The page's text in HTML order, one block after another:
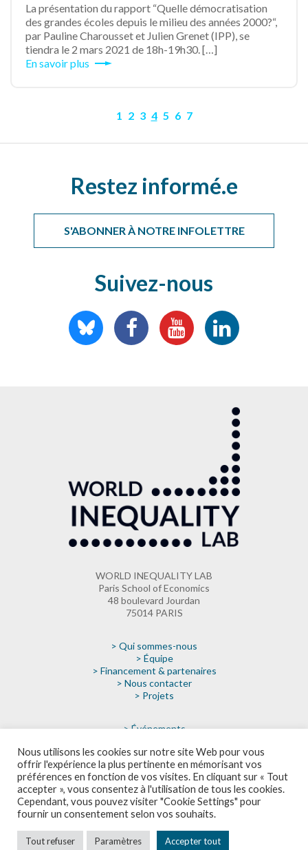
La présentation du rapport “Quelle démocratisation
des grandes écoles depuis le milieu des années 2000?“,
par Pauline Charousset et Julien Grenet (IPP), se
tiendra le 2 mars 2021 de 18h-19h30. […]
En savoir plus
1 2 3 4 5 6 7
Restez informé.e
S'ABONNER À NOTRE INFOLETTRE
Suivez-nous
WORLD INEQUALITY LAB
Paris School of Economics
48 boulevard Jourdan
75014 PARIS
> Qui sommes-nous
> Équipe
> Financement & partenaires
> Nous contacter
> Projets
> Événements
> Médias
> Faire un don
> Infolettre
Nous utilisons les cookies sur notre site Web pour vous
offrir l'expérience la plus pertinente en mémorisant vos
préférences en fonction de vos visites. En cliquant sur « Tout
accepter », vous consentez à l'utilisation de tous les cookies.
Cependant, vous pouvez visiter "Cookie Settings" pour
fournir un consentement selon vos souhaits.
Tout refuser Paramètres Accepter tout